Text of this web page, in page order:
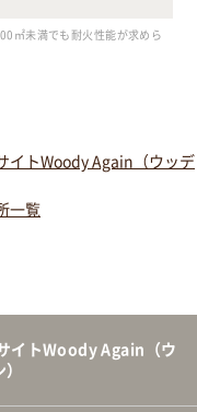
㎡未満でも耐火性能が求めら
イトWoody Again（ウッデ
一覧
イトWoody Again（ウ